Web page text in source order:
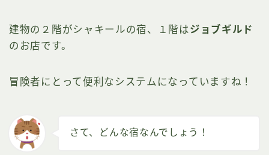
建物の２階がシャキールの宿、１階はジョブギルド
のお店です。
冒険者にとって便利なシステムになっていますね！
さて、どんな宿なんでしょう！